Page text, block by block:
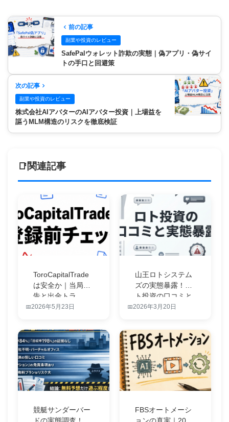
前の記事
副業や投資のレビュー
SafePalウォレット詐欺の実態｜偽アプリ・偽サイ
トの手口と回避策
次の記事
副業や投資のレビュー
株式会社AIアバターのAIアバター投資｜上場益を
謳うMLM構造のリスクを徹底検証
関連記事
ToroCapitalTrade
は安全か｜当局警
告と出金トラ…
2026年5月23日
山王ロトシステム
ズの実態暴露！ロ
ト投資の口コミと
田頭隆一を徹…
2026年3月20日
競艇サンダーバー
FBSオートメーシ